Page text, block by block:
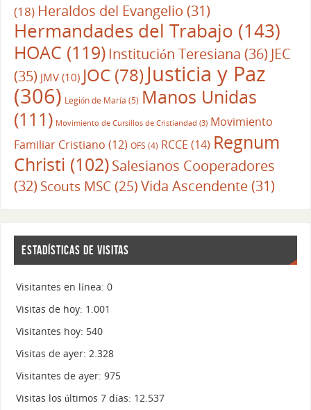
(18) Heraldos del Evangelio (31)
Hermandades del Trabajo (143)
HOAC (119) Institución Teresiana (36) JEC
(35) JMV(10) JOC(78)Justicia y Paz
(306) Legión de María (5) Manos Unidas
(111) Movimiento de Cursillos de Cristiandad (3) Movimiento
Familiar Cristiano (12) OFS (4) RCCE (14) Regnum
Christi (102)Salesianos Cooperadores
(32) Scouts MSC(25) Vida Ascendente(31)
ESTADÍSTICAS DE VISITAS
Visitantes en línea: 0
Visitas de hoy: 1.001
Visitantes hoy: 540
Visitas de ayer: 2.328
Visitantes de ayer: 975
Visitas los últimos 7 días: 12.537